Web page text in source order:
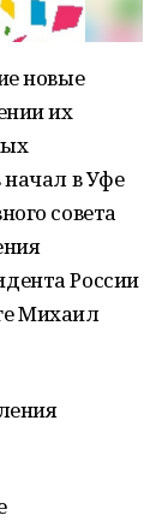
новые
их
в Уфе
совета
России
Михаил